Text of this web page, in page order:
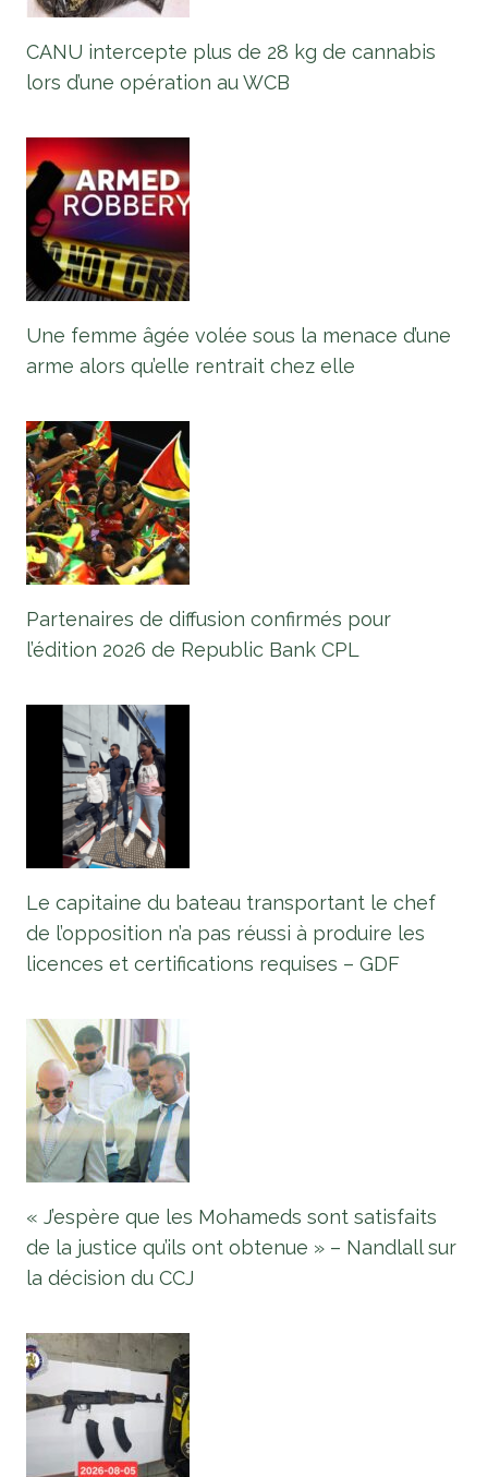
CANU intercepte plus de 28 kg de cannabis
lors d’une opération au WCB
Une femme âgée volée sous la menace d’une
arme alors qu’elle rentrait chez elle
Partenaires de diffusion confirmés pour
l’édition 2026 de Republic Bank CPL
Le capitaine du bateau transportant le chef
de l’opposition n’a pas réussi à produire les
licences et certifications requises – GDF
« J’espère que les Mohameds sont satisfaits
de la justice qu’ils ont obtenue » – Nandlall sur
la décision du CCJ